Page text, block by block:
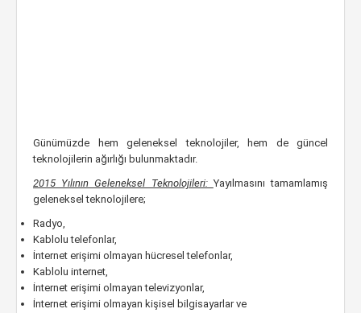
Günümüzde hem geleneksel teknolojiler, hem de güncel
teknolojilerin ağırlığı bulunmaktadır.
2015 Yılının Geleneksel Teknolojileri:Yayılmasını tamamlamış
geleneksel teknolojilere;
Radyo,
Kablolu telefonlar,
İnternet erişimi olmayan hücresel telefonlar,
Kablolu internet,
İnternet erişimi olmayan televizyonlar,
İnternet erişimi olmayan kişisel bilgisayarlar ve